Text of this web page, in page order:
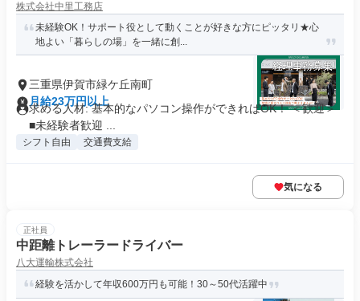
株式会社中里工務店
未経験OK！サポート役として動くことが好きな方にピッタリ★心
地よい「暮らしの場」を一緒に創...
三重県伊賀市緑ケ丘南町
月給23万円以上
求める人材: 基本的なパソコン操作ができればOK！ ＜歓迎＞
■未経験者歓迎 ...
シフト自由 交通費支給
気になる
正社員
中距離トレーラードライバー
八大運輸株式会社
経験を活かして年収600万円も可能！30～50代活躍中